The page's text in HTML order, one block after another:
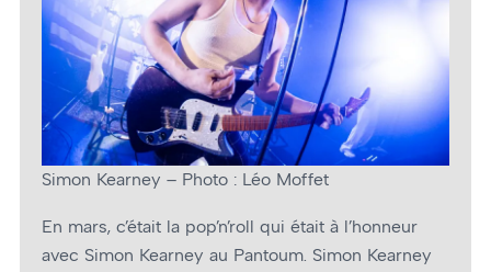
Simon Kearney – Photo : Léo Moffet
En mars, c’était la pop’n’roll qui était à l’honneur
avec Simon Kearney au Pantoum. Simon Kearney